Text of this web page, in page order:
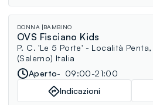
DONNA BAMBINO
OVS Fisciano Kids
P. C. 'Le 5 Porte' - Località
(Salerno) Italia
Aperto
09:00-21:00
Indicazioni